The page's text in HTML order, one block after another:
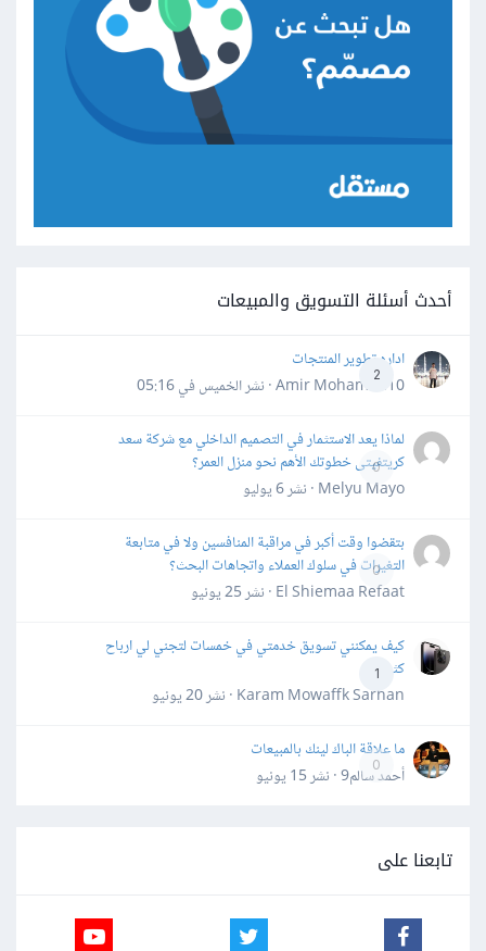
أحدث أسئلة التسويق والمبيعات
2
اداره تطوير المنتجات
Amir Mohamed10 · نشر
الخميس في 05:16
0
لماذا يعد الاستثمار في التصميم الداخلي مع شركة سعد
كريتفيتى خطوتك الأهم نحو منزل العمر؟
Melyu Mayo · نشر
6 يوليو
0
بتقضوا وقت أكبر في مراقبة المنافسين ولا في متابعة
التغيرات في سلوك العملاء واتجاهات البحث؟
El Shiemaa Refaat · نشر
25 يونيو
1
كيف يمكنني تسويق خدمتي في خمسات لتجني لي ارباح
كثيرة
Karam Mowaffk Sarhan · نشر
20 يونيو
0
ما علاقة الباك لينك بالمبيعات
أحمد سالم9 · نشر
15 يونيو
تابعنا على